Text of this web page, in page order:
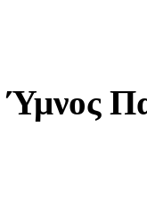
Ύμνος